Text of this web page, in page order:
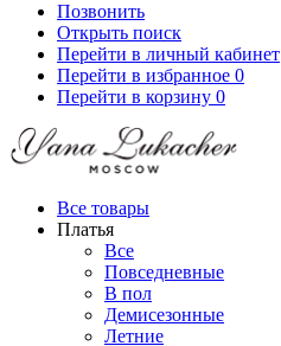
Позвонить
Открыть поиск
Перейти в личный кабинет
Перейти в избранное 0
Перейти в корзину 0
Все товары
Платья
Все
Повседневные
В пол
Демисезонные
Летние